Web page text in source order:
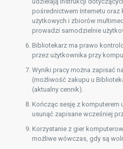
pośrednictwem Internetu
użytkowych i zbiorów
prowadzi samodzielnie
Bibliotekarz ma prawo
przez użytkownika przy
Wyniki pracy można zapisać
(możliwość zakupu u
(aktualny cennik).
Kończąc sesję z
usunąć zapisane wcześniej
Korzystanie z gier
możliwe wówczas, gdy są